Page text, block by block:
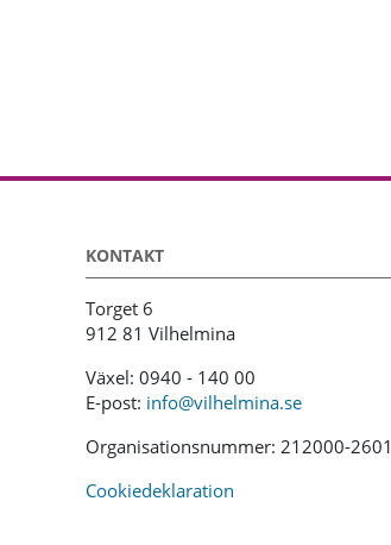
KONTAKT
Torget 6
912 81 Vilhelmina
Växel: 0940 - 140 00
E-post: info@vilhelmina.se
Organisationsnummer: 212000-2601
Cookiedeklaration